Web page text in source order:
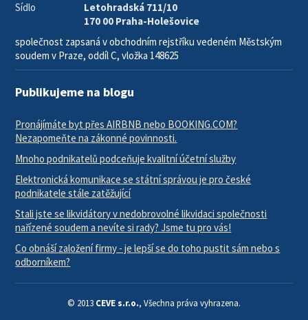
Sídlo
Letohradská 711/10
170 00 Praha-Holešovice
společnost zapsaná v obchodním rejstříku vedeném Městským
soudem v Praze, oddíl C, vložka 148625
Publikujeme na blogu
Pronájímáte byt přes AIRBNB nebo BOOKING.COM?
Nezapomeňte na zákonné povinnosti.
Mnoho podnikatelů podceňuje kvalitní účetní služby
Elektronická komunikace se státní správou je pro české
podnikatele stále zatěžující
Stali jste se likvidátory v nedobrovolné likvidaci společnosti
nařízené soudem a nevíte si rady? Jsme tu pro vás!
Co obnáší založení firmy - je lepší se do toho pustit sám nebo s
odborníkem?
© 2013 CEVE s.r.o., Všechna práva vyhrazena.